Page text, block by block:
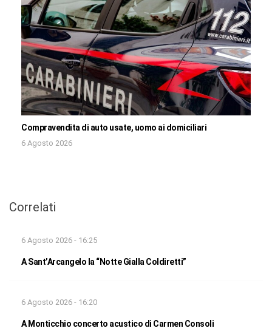
Compravendita di auto usate, uomo ai domiciliari
6 Agosto 2026
Correlati
6 Agosto 2026 - 16:25
A Sant’Arcangelo la “Notte Gialla Coldiretti”
6 Agosto 2026 - 16:20
A Monticchio concerto acustico di Carmen Consoli